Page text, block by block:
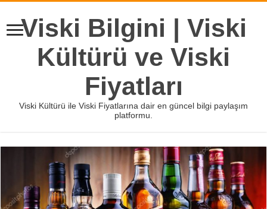
Viski Bilgini | Viski
Kültürü ve Viski
Fiyatları
Viski Kültürü ile Viski Fiyatlarına dair en güncel bilgi paylaşım
platformu.